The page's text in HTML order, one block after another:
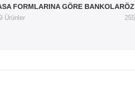
FORMLARINA GÖRE BANKOLAR
Ürünler